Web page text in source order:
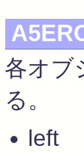
各オブ
る。
left